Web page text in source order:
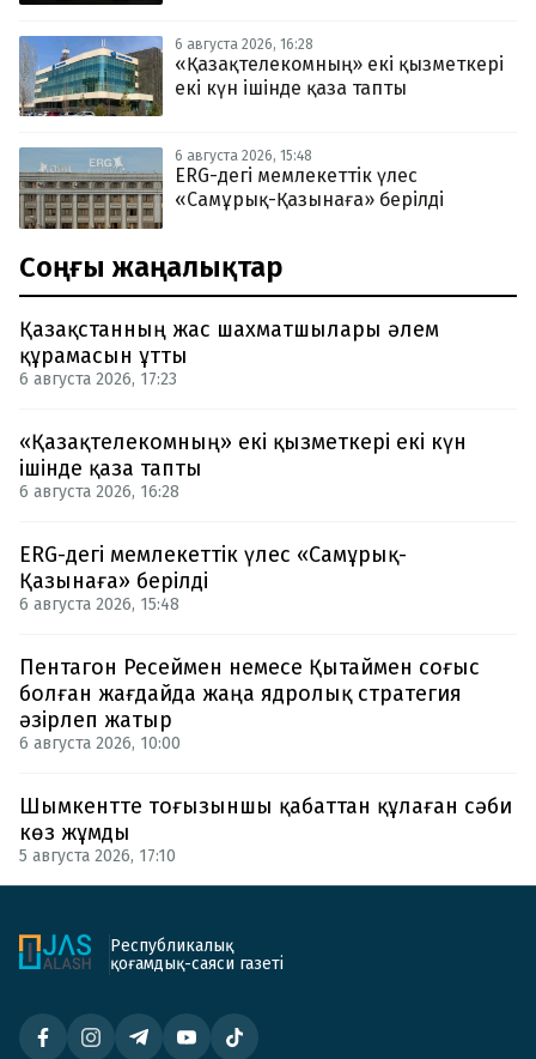
6 августа 2026, 16:28
«Қазақтелекомның» екі қызметкері
екі күн ішінде қаза тапты
6 августа 2026, 15:48
ERG-дегі мемлекеттік үлес
«Самұрық-Қазынаға» берілді
Соңғы жаңалықтар
Қазақстанның жас шахматшылары әлем
құрамасын ұтты
6 августа 2026, 17:23
«Қазақтелекомның» екі қызметкері екі күн
ішінде қаза тапты
6 августа 2026, 16:28
ERG-дегі мемлекеттік үлес «Самұрық-
Қазынаға» берілді
6 августа 2026, 15:48
Пентагон Ресеймен немесе Қытаймен соғыс
болған жағдайда жаңа ядролық стратегия
әзірлеп жатыр
6 августа 2026, 10:00
Шымкентте тоғызыншы қабаттан құлаған сәби
көз жұмды
5 августа 2026, 17:10
Республикалық
қоғамдық-саяси газеті